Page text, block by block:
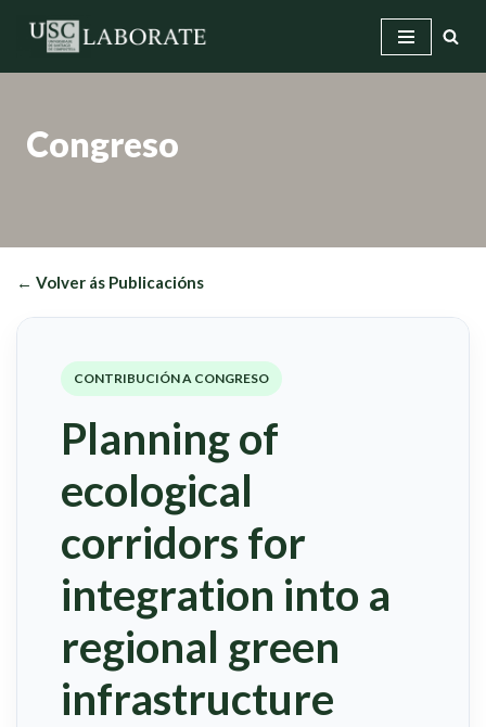
Saltar
Congreso
← Volver ás Publicacións
CONTRIBUCIÓN A CONGRESO
Planning of
ecological
corridors for
integration into a
regional green
infrastructure